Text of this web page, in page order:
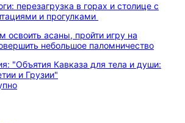
перезагрузка в горах и столице с
и прогулками
освоить асаны, пройти игру на
небольшое паломничество